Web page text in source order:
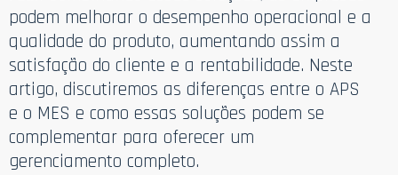
podem melhorar o desempenho operacional e a
qualidade do produto, aumentando assim a
satisfação do cliente e a rentabilidade. Neste
artigo, discutiremos as diferenças entre o APS
e o MES e como essas soluções podem se
complementar para oferecer um
gerenciamento completo.